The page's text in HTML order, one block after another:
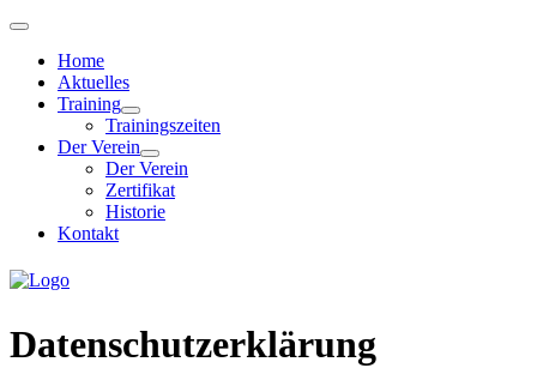
Home
Aktuelles
Training
Trainingszeiten
Der Verein
Der Verein
Zertifikat
Historie
Kontakt
Datenschutzerklärung